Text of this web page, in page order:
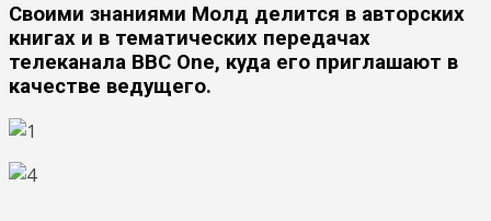
Своими знаниями Молд делится в авторских
книгах и в тематических передачах
телеканала BBC One, куда его приглашают в
качестве ведущего.